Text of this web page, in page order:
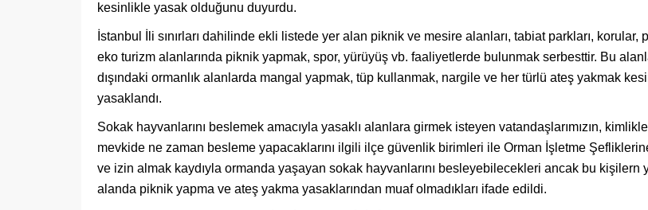
kesinlikle yasak olduğunu duyurdu.
İstanbul İli sınırları dahilinde ekli listede yer alan piknik ve mesire alanları, tabiat parkları, korular,
eko turizm alanlarında piknik yapmak, spor, yürüyüş vb. faaliyetlerde bulunmak serbesttir. Bu
dışındaki ormanlık alanlarda mangal yapmak, tüp kullanmak, nargile ve her türlü ateş yakmak
yasaklandı.
Sokak hayvanlarını beslemek amacıyla yasaklı alanlara girmek isteyen vatandaşlarımızın,
mevkide ne zaman besleme yapacaklarını ilgili ilçe güvenlik birimleri ile Orman İşletme
ve izin almak kaydıyla ormanda yaşayan sokak hayvanlarını besleyebilecekleri ancak bu kişilern
alanda piknik yapma ve ateş yakma yasaklarından muaf olmadıkları ifade edildi.